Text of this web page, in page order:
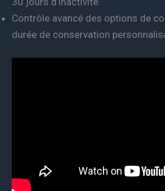
Contrôle avancé des options de
durée de conservation